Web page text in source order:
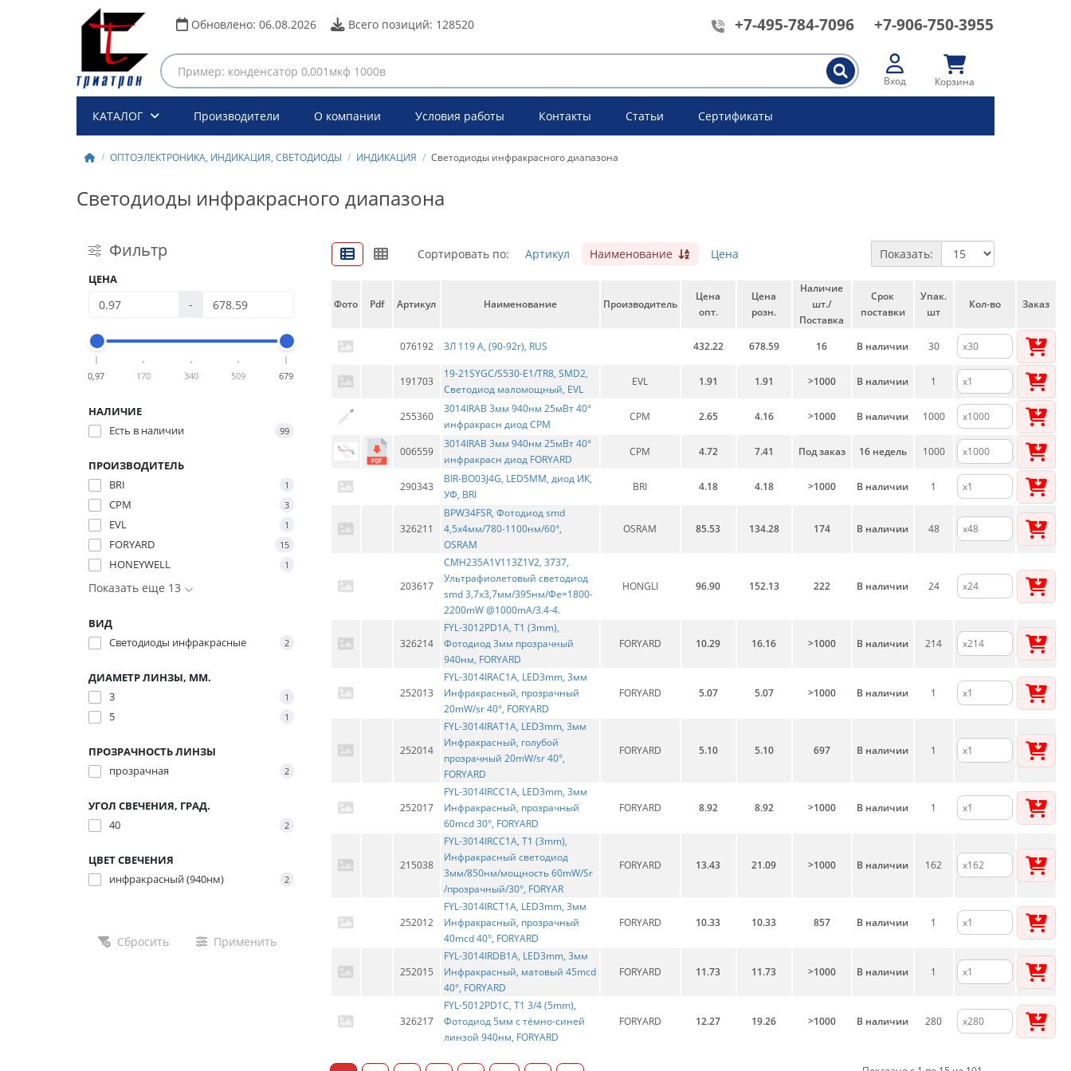
Обновлено: 06.08.2026 Всего позиций: 128520 +7-495-784-7096 +7-906-750-3955
Вход Корзина
КАТАЛОГ Производители О компании Условия работы Контакты Статьи Сертификаты
ОПТОЭЛЕКТРОНИКА, ИНДИКАЦИЯ, СВЕТОДИОДЫ ИНДИКАЦИЯ Светодиоды инфракрасного диапазона
Светодиоды инфракрасного диапазона
Фильтр
ЦЕНА
-
0,97 170 340 509 679
НАЛИЧИЕ
Есть в наличии
99
ПРОИЗВОДИТЕЛЬ
BRI
1
CPM 3
EVL 1
FORYARD 15
HONEYWELL 1
Показать еще 13
ВИД
Светодиоды инфракрасные
2
ДИАМЕТР ЛИНЗЫ, ММ.
3
1
5 1
ПРОЗРАЧНОСТЬ ЛИНЗЫ
прозрачная
2
УГОЛ СВЕЧЕНИЯ, ГРАД.
40
2
ЦВЕТ СВЕЧЕНИЯ
инфракрасный (940нм)
2
Сбросить Применить
Сортировать по: Артикул Наименование Цена Показать:
Фото Pdf Артикул Наименование Производитель
Цена
опт.
Цена
розн.
Наличие
шт./
Поставка
Срок
поставки
Упак.
шт
Кол-во Заказ
076192 3Л 119 А, (90-92г), RUS 432.22 678.59 16 В наличии 30
191703
19-21SYGC/S530-E1/TR8, SMD2,
Светодиод маломощный, EVL
EVL 1.91 1.91 >1000 В наличии 1
255360
3014IRAB 3мм 940нм 25мВт 40°
инфракрасн диод CPM
CPM 2.65 4.16 >1000 В наличии 1000
006559
3014IRAB 3мм 940нм 25мВт 40°
инфракрасн диод FORYARD
CPM 4.72 7.41 Под заказ 16 недель 1000
290343
BIR-BO03J4G, LED5MM, диод ИК,
УФ, BRI
BRI 4.18 4.18 >1000 В наличии 1
326211
BPW34FSR, Фотодиод smd
4,5х4мм/780-1100нм/60°,
OSRAM
OSRAM 85.53 134.28 174 В наличии 48
203617
CMH235A1V113Z1V2, 3737,
Ультрафиолетовый светодиод
smd 3,7х3,7мм/395нм/Фе=1800-
2200mW @1000mA/3.4-4.
HONGLI 96.90 152.13 222 В наличии 24
326214
FYL-3012PD1A, T1 (3mm),
Фотодиод 3мм прозрачный
940нм, FORYARD
FORYARD 10.29 16.16 >1000 В наличии 214
252013
FYL-3014IRAC1A, LED3mm, 3мм
Инфракрасный, прозрачный
20mW/sr 40°, FORYARD
FORYARD 5.07 5.07 >1000 В наличии 1
252014
FYL-3014IRAT1A, LED3mm, 3мм
Инфракрасный, голубой
прозрачный 20mW/sr 40°,
FORYARD
FORYARD 5.10 5.10 697 В наличии 1
252017
FYL-3014IRCC1A, LED3mm, 3мм
Инфракрасный, прозрачный
60mcd 30°, FORYARD
FORYARD 8.92 8.92 >1000 В наличии 1
215038
FYL-3014IRCC1A, T1 (3mm),
Инфракрасный светодиод
3мм/850нм/мощность 60mW/Sr
/прозрачный/30°, FORYAR
FORYARD 13.43 21.09 >1000 В наличии 162
252012
FYL-3014IRCT1A, LED3mm, 3мм
Инфракрасный, прозрачный
40mcd 40°, FORYARD
FORYARD 10.33 10.33 857 В наличии 1
252015
FYL-3014IRDB1A, LED3mm, 3мм
Инфракрасный, матовый 45mcd
40°, FORYARD
FORYARD 11.73 11.73 >1000 В наличии 1
326217
FYL-5012PD1C, T1 3/4 (5mm),
Фотодиод 5мм с тёмно-синей
линзой 940нм, FORYARD
FORYARD 12.27 19.26 >1000 В наличии 280